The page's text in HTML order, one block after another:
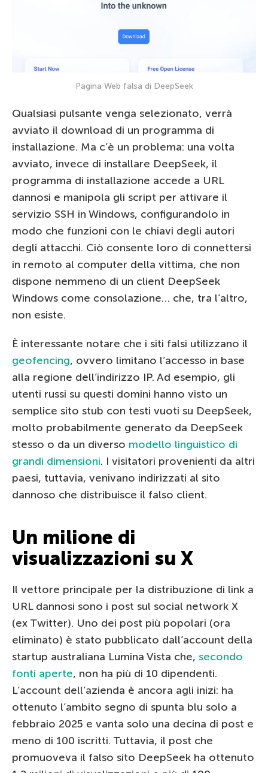
Pagina Web falsa di DeepSeek
Qualsiasi pulsante venga selezionato, verrà
avviato il download di un programma di
installazione. Ma c’è un problema: una volta
avviato, invece di installare DeepSeek, il
programma di installazione accede a URL
dannosi e manipola gli script per attivare il
servizio SSH in Windows, configurandolo in
modo che funzioni con le chiavi degli autori
degli attacchi. Ciò consente loro di connettersi
in remoto al computer della vittima, che non
dispone nemmeno di un client DeepSeek
Windows come consolazione… che, tra l’altro,
non esiste.
È interessante notare che i siti falsi utilizzano il
geofencing, ovvero limitano l’accesso in base
alla regione dell’indirizzo IP. Ad esempio, gli
utenti russi su questi domini hanno visto un
semplice sito stub con testi vuoti su DeepSeek,
molto probabilmente generato da DeepSeek
stesso o da un diverso modello linguistico di
grandi dimensioni. I visitatori provenienti da altri
paesi, tuttavia, venivano indirizzati al sito
dannoso che distribuisce il falso client.
Un milione di
visualizzazioni su X
Il vettore principale per la distribuzione di link a
URL dannosi sono i post sul social network X
(ex Twitter). Uno dei post più popolari (ora
eliminato) è stato pubblicato dall’account della
startup australiana Lumina Vista che, secondo
fonti aperte, non ha più di 10 dipendenti.
L’account dell’azienda è ancora agli inizi: ha
ottenuto l’ambito segno di spunta blu solo a
febbraio 2025 e vanta solo una decina di post e
meno di 100 iscritti. Tuttavia, il post che
promuoveva il falso sito DeepSeek ha ottenuto